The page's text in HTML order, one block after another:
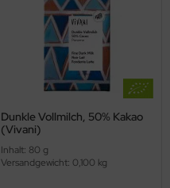
Dunkle Vollmilch, 50% Kakao
(Vivani)
Inhalt: 80 g
Versandgewicht: 0,100 kg